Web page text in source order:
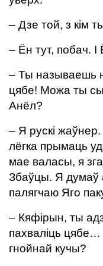
– Дзе той, з кім
– Ён тут, побач.
– Ты называешь
цябе! Можа ты
Анёл?
– Я рускі
лёгка прымаць
мае валасы, я
Збаўцы. Я думаў
палягчаю Яго
– Кяфірын, ты
пахваліць
гнойнай кучы?